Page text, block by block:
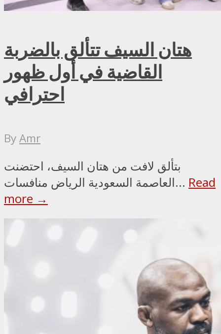
هتان السيف تتألق بالضربة
القاضية في أول ظهور
احترافي
ByAmr
بتألق لافت من هتان السيف، احتضنت
العاصمة السعودية الرياض منافسات... Read
more →